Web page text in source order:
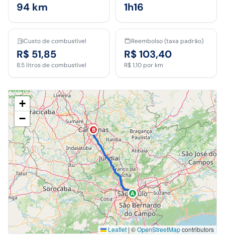
94 km 1h16
Custo de combustível
R$ 51,85
8.5 litros de combustível
Reembolso (taxa padrão)
R$ 103,40
R$ 1,10 por km
A
B
+
−
Leaflet | ©OpenStreetMapcontributors